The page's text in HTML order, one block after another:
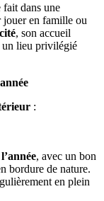
fait dans une
jouer en famille ou
, son accueil
lieu privilégié
:
, avec un bon
bordure de nature.
en plein